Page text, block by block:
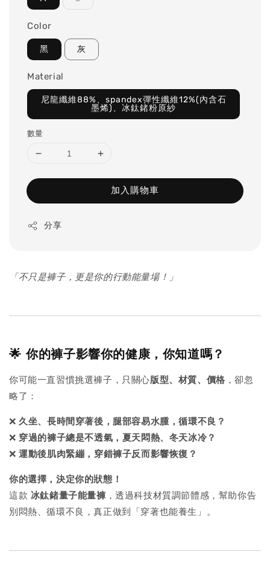
Color
黑 灰
Material
尼龍纖維88%、spandex彈性纖維12%(內含石
墨烯)、冰鈦鍺粉原紗
數量
加入購物車
分享
「不只是褲子，更是你的行動能量場！」
🌟 你的褲子影響你的健康，你知道嗎？
你可能一直習慣挑選褲子，只關心版型、材質、價格 ，卻忽
略了：
❌ 久坐、長時間穿著後，腿部容易水腫，循環不良？
❌穿過的褲子總是不透氣，夏天悶熱、冬天冰冷？
❌運動後肌肉緊繃，穿錯褲子反而影響恢復？
你的選擇，決定你的狀態！
這款 冰鈦鍺量子能量褲 ，透過科技材質調節體感，幫助你告
別悶熱、循環不良，真正做到「穿著也能養生」。